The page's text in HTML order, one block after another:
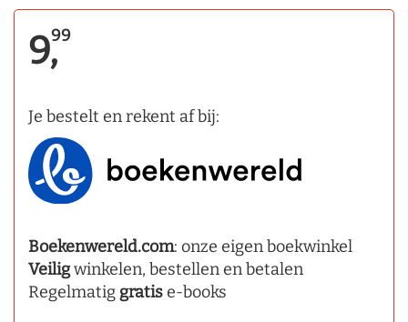
9,99
Je bestelt en rekent af bij:
Boekenwereld.com: onze eigen boekwinkel
Veiligwinkelen, bestellen en betalen
Regelmatig gratise-books